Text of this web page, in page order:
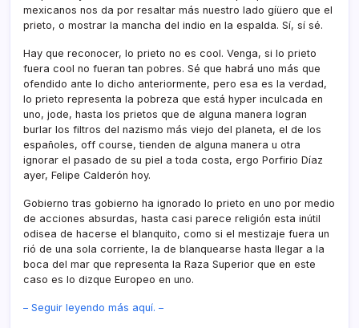
mexicanos nos da por resaltar más nuestro lado gíüero que el
prieto, o mostrar la mancha del indio en la espalda. Sí­, sí­ sé.
Hay que reconocer, lo prieto no es cool. Venga, si lo prieto
fuera cool no fueran tan pobres. Sé que habrá uno más que
ofendido ante lo dicho anteriormente, pero esa es la verdad,
lo prieto representa la pobreza que está hyper inculcada en
uno, jode, hasta los prietos que de alguna manera logran
burlar los filtros del nazismo más viejo del planeta, el de los
españoles, off course, tienden de alguna manera u otra
ignorar el pasado de su piel a toda costa, ergo Porfirio Dí­az
ayer, Felipe Calderón hoy.
Gobierno tras gobierno ha ignorado lo prieto en uno por medio
de acciones absurdas, hasta casi parece religión esta inútil
odisea de hacerse el blanquito, como si el mestizaje fuera un
rió de una sola corriente, la de blanquearse hasta llegar a la
boca del mar que representa la Raza Superior que en este
caso es lo dizque Europeo en uno.
– Seguir leyendo más aquí­. –